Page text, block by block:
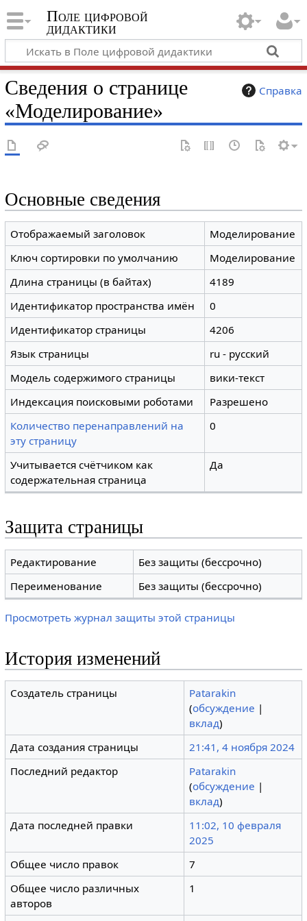
Поле цифровой
дидактики
Справка
Сведения о странице
«Моделирование»
Основные сведения
Отображаемый заголовок
Моделирование
Ключ сортировки по умолчанию
Моделирование
Длина страницы (в байтах)
4189
Идентификатор пространства имён
0
Идентификатор страницы
4206
Язык страницы
ru - русский
Модель содержимого страницы
вики-текст
Индексация поисковыми роботами
Разрешено
Количество перенаправлений на
эту страницу
0
Учитывается счётчиком как
содержательная страница
Да
Защита страницы
Редактирование
Без защиты (бессрочно)
Переименование
Без защиты (бессрочно)
Просмотреть журнал защиты этой страницы
История изменений
Создатель страницы
Patarakin
(обсуждение |
вклад)
Дата создания страницы
21:41, 4 ноября 2024
Последний редактор
Patarakin
(обсуждение |
вклад)
Дата последней правки
11:02, 10 февраля
2025
Общее число правок
7
Общее число различных
авторов
1